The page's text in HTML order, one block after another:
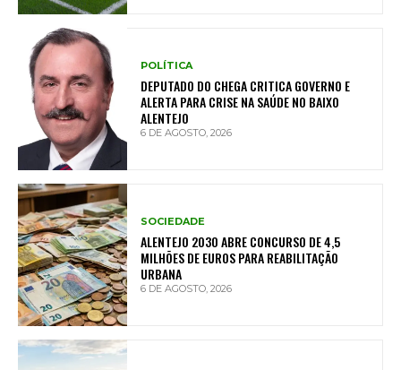
POLÍTICA
DEPUTADO DO CHEGA CRITICA GOVERNO E
ALERTA PARA CRISE NA SAÚDE NO BAIXO
ALENTEJO
6 DE AGOSTO, 2026
SOCIEDADE
ALENTEJO 2030 ABRE CONCURSO DE 4,5
MILHÕES DE EUROS PARA REABILITAÇÃO
URBANA
6 DE AGOSTO, 2026